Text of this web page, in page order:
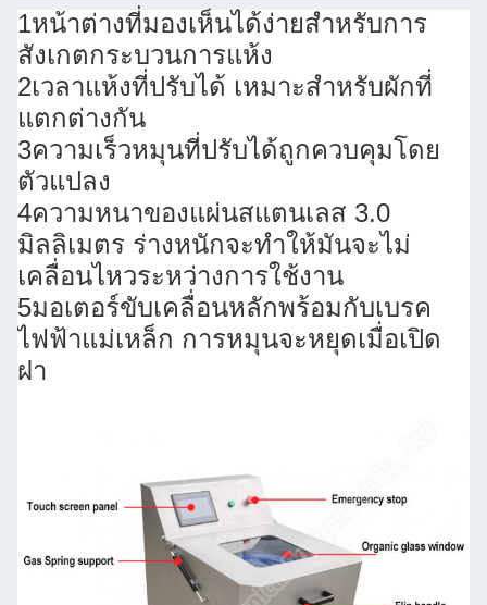
1หน้าต่างที่มองเห็นได้ง่ายสําหรับการ
สังเกตกระบวนการแห้ง
2เวลาแห้งที่ปรับได้ เหมาะสําหรับผักที่
แตกต่างกัน
3ความเร็วหมุนที่ปรับได้ถูกควบคุมโดย
ตัวแปลง
4ความหนาของแผ่นสแตนเลส 3.0
มิลลิเมตร ร่างหนักจะทําให้มันจะไม่
เคลื่อนไหวระหว่างการใช้งาน
5มอเตอร์ขับเคลื่อนหลักพร้อมกับเบรค
ไฟฟ้าแม่เหล็ก การหมุนจะหยุดเมื่อเปิด
ฝา